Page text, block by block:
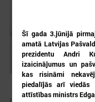
2026. gada 30. jūlijs
Šī gada 3.jūnijā
amatā Latvijas
prezidentu Andri
izaicinājumus un
kas risināmi
piedalījās arī viedās
attīstības ministrs